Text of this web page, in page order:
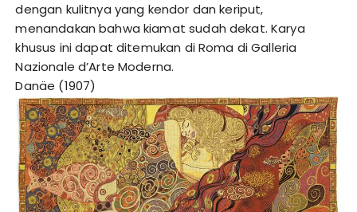
dengan kulitnya yang kendor dan keriput,
menandakan bahwa kiamat sudah dekat. Karya
khusus ini dapat ditemukan di Roma di Galleria
Nazionale d’Arte Moderna.
Danäe (1907)